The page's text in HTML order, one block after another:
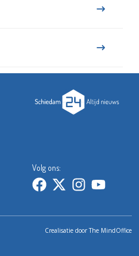
Volg ons:
Crealisatie doorThe MindOffice